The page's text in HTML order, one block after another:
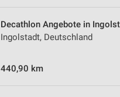
Decathlon Angebote in
Ingolstadt, Deutschland
440,90 km